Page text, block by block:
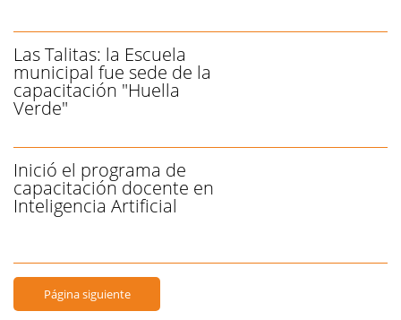
Las Talitas: la Escuela
municipal fue sede de la
capacitación "Huella
Verde"
Inició el programa de
capacitación docente en
Inteligencia Artificial
Página siguiente